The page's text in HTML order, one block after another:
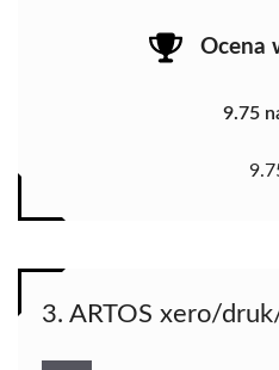
Ocena
9.75
3. ARTOS xero/